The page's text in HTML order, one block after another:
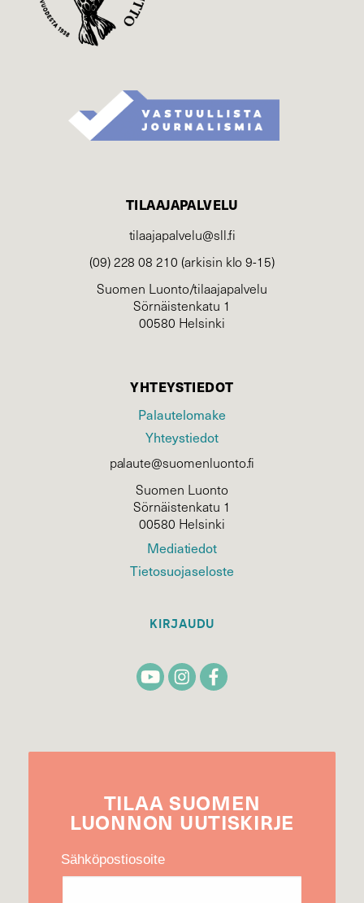
TILAAJAPALVELU
tilaajapalvelu@sll.fi
(09) 228 08 210 (arkisin klo 9-15)
Suomen Luonto/tilaajapalvelu
Sörnäistenkatu 1
00580 Helsinki
YHTEYSTIEDOT
Palautelomake
Yhteystiedot
palaute@suomenluonto.fi
Suomen Luonto
Sörnäistenkatu 1
00580 Helsinki
Mediatiedot
Tietosuojaseloste
KIRJAUDU
TILAA SUOMEN
LUONNON UUTIS­KIRJE
Sähköpostiosoite